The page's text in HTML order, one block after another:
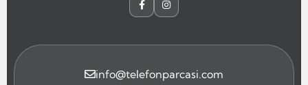
info@telefonparcasi.com